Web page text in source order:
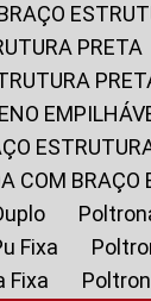
PRETA
COM
Fixa
Fixa